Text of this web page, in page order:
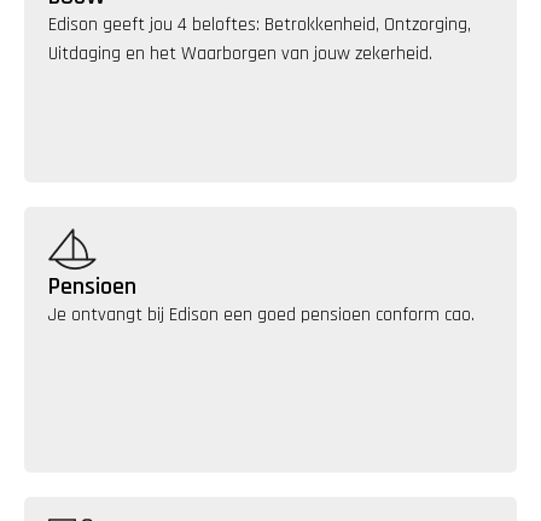
Edison geeft jou 4 beloftes: Betrokkenheid, Ontzorging,
Uitdaging en het Waarborgen van jouw zekerheid.
Pensioen
Je ontvangt bij Edison een goed pensioen conform cao.